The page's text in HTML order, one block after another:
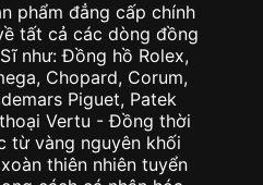
phẩm đẳng cấp chính
tất cả các dòng đồng
như: Đồng hồ Rolex,
Chopard, Corum,
Piguet, Patek
Vertu - Đồng thời
từ vàng nguyên khối
thiên nhiên tuyển